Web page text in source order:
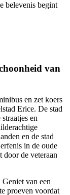
belevenis begint
van
en zet koers
Erice. De stad
en
en de stad
in de oude
door de veteraan
van een
proeven voordat